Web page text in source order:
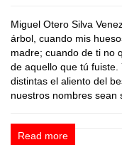
Miguel Otero Silva
árbol, cuando mis
madre; cuando de ti no
de aquello que tú
distintas el aliento del
nuestros nombres sean
Read more